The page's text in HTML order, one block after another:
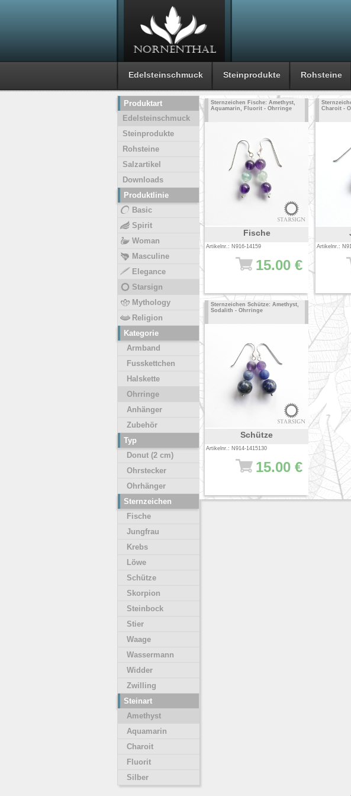
Edelsteinschmuck Steinprodukte Rohsteine
Sternzeichen Fische: Amethyst,
Aquamarin, Fluorit - Ohrringe
Fische
Artikelnr.: N916-14159
15.00 €
Charoit -
Artikelnr.:
Sternzeichen Schütze: Amethyst,
Sodalith - Ohrringe
Schütze
Artikelnr.: N914-1415130
15.00 €
Produktart
Edelsteinschmuck
Steinprodukte
Rohsteine
Salzartikel
Downloads
Produktlinie
Basic
Spirit
Woman
Masculine
Elegance
Starsign
Mythology
Religion
Kategorie
Armband
Fusskettchen
Halskette
Ohrringe
Anhänger
Zubehör
Typ
Donut (2 cm)
Ohrstecker
Ohrhänger
Sternzeichen
Fische
Jungfrau
Krebs
Löwe
Schütze
Skorpion
Steinbock
Stier
Waage
Wassermann
Widder
Zwilling
Steinart
Amethyst
Aquamarin
Charoit
Fluorit
Silber